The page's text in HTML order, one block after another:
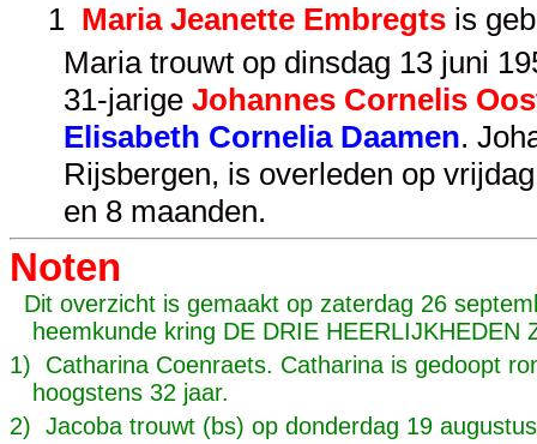
1 Maria Jeanette Embregts is
Maria trouwt op dinsdag 13 juni
31-jarige Johannes Cornelis
Elisabeth Cornelia Daamen.
Rijsbergen, is overleden op
en 8 maanden.
Noten
Dit overzicht is gemaakt op zaterdag 26
heemkunde kring DE DRIE HEERLIJKHEDEN
1) Catharina Coenraets. Catharina is gedoopt
hoogstens 32 jaar.
2) Jacoba trouwt (bs) op donderdag 19